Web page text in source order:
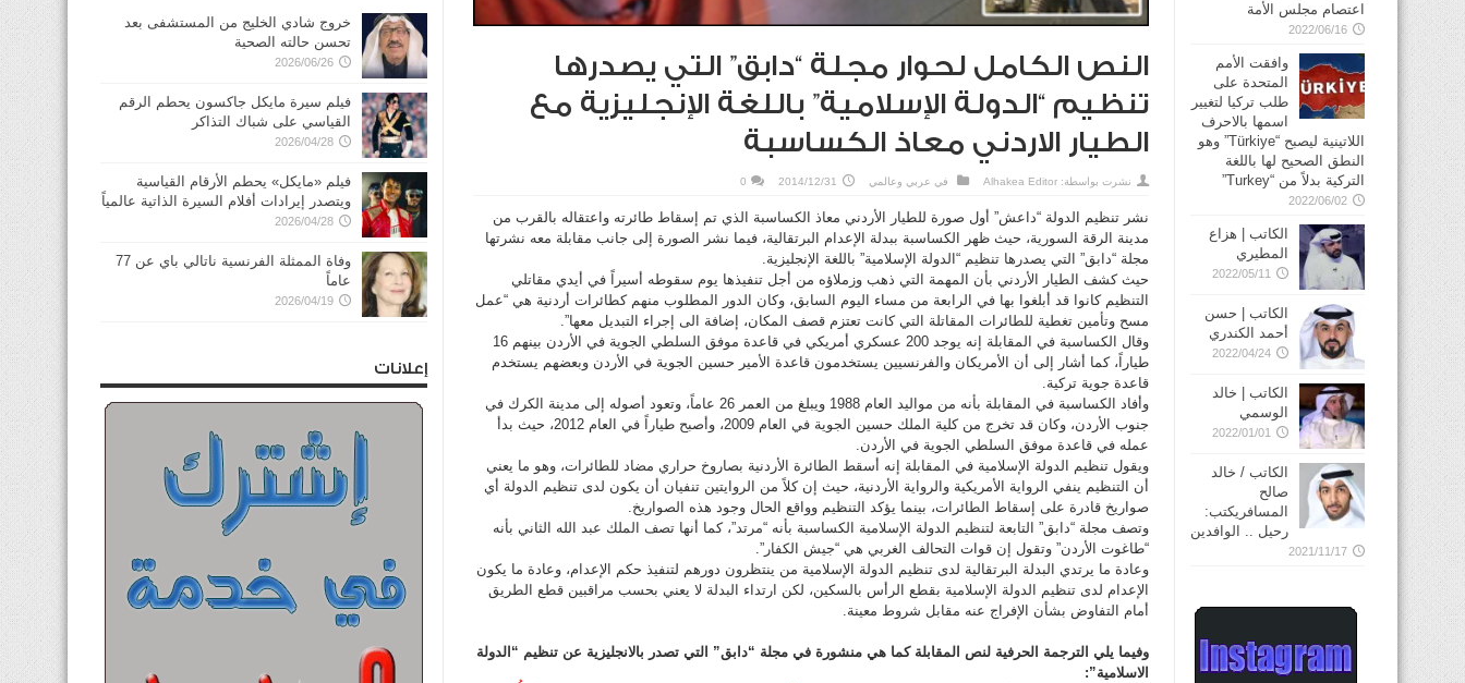
النص الكامل لحوار مجلة “دابق” التي يصدرها
تنظيم “الدولة الإسلامية” باللغة الإنجليزية مع
الطيار الاردني معاذ الكساسبة
نشرت بواسطة: Alhakea Editor في عربي وعالمي 2014/12/31
0
نشر تنظيم الدولة “داعش” أول صورة للطيار الأردني معاذ الكساسبة الذي تم إسقاط طائرته واعتقاله بالقرب من
مدينة الرقة السورية، حيث ظهر الكساسبة ببدلة الإعدام البرتقالية، فيما نشر الصورة إلى جانب مقابلة معه نشرتها
مجلة “دابق” التي يصدرها تنظيم “الدولة الإسلامية” باللغة الإنجليزية.
حيث كشف الطيار الأردني بأن المهمة التي ذهب وزملاؤه من أجل تنفيذها يوم سقوطه أسيراً في أيدي مقاتلي
التنظيم كانوا قد أبلغوا بها في الرابعة من مساء اليوم السابق، وكان الدور المطلوب منهم كطائرات أردنية هي “عمل
مسح وتأمين تغطية للطائرات المقاتلة التي كانت تعتزم قصف المكان، إضافة الى إجراء التبديل معها”.
وقال الكساسبة في المقابلة إنه يوجد 200 عسكري أمريكي في قاعدة موفق السلطي الجوية في الأردن بينهم 16
طياراً، كما أشار إلى أن الأمريكان والفرنسيين يستخدمون قاعدة الأمير حسين الجوية في الأردن وبعضهم يستخدم
قاعدة جوية تركية.
وأفاد الكساسبة في المقابلة بأنه من مواليد العام 1988 ويبلغ من العمر 26 عاماً، وتعود أصوله إلى مدينة الكرك في
جنوب الأردن، وكان قد تخرج من كلية الملك حسين الجوية في العام 2009، وأصبح طياراً في العام 2012، حيث بدأ
عمله في قاعدة موفق السلطي الجوية في الأردن.
ويقول تنظيم الدولة الإسلامية في المقابلة إنه أسقط الطائرة الأردنية بصاروخ حراري مضاد للطائرات، وهو ما يعني
أن التنظيم ينفي الرواية الأمريكية والرواية الأردنية، حيث إن كلاً من الروايتين تنفيان أن يكون لدى تنظيم الدولة أي
صواريخ قادرة على إسقاط الطائرات، بينما يؤكد التنظيم وواقع الحال وجود هذه الصواريخ.
وتصف مجلة “دابق” التابعة لتنظيم الدولة الإسلامية الكساسبة بأنه “مرتد”، كما أنها تصف الملك عبد الله الثاني بأنه
“طاغوت الأردن” وتقول إن قوات التحالف الغربي هي “جيش الكفار”.
وعادة ما يرتدي البدلة البرتقالية لدى تنظيم الدولة الإسلامية من ينتظرون دورهم لتنفيذ حكم الإعدام، وعادة ما يكون
الإعدام لدى تنظيم الدولة الإسلامية بقطع الرأس بالسكين، لكن ارتداء البدلة لا يعني بحسب مراقبين قطع الطريق
أمام التفاوض بشأن الإفراج عنه مقابل شروط معينة.
وفيما يلي الترجمة الحرفية لنص المقابلة كما هي منشورة في مجلة “دابق” التي تصدر بالانجليزية عن تنظيم “الدولة
الاسلامية”:
اعتصام مجلس الأمة
2022/06/16
وافقت الأمم
المتحدة على
طلب تركيا لتغيير
اسمها بالاحرف
اللاتينية ليصبح “Türkiye” وهو
النطق الصحيح لها باللغة
التركية بدلاً من “Turkey”
2022/06/02
الكاتب | هزاع
المطيري
2022/05/11
الكاتب | حسن
أحمد الكندري
2022/04/24
الكاتب | خالد
الوسمي
2022/01/01
الكاتب / خالد
صالح
المسافريكتب:
رحيل .. الوافدين
2021/11/17
خروج شادي الخليج من المستشفى بعد
تحسن حالته الصحية
2026/06/26
فيلم سيرة مايكل جاكسون يحطم الرقم
القياسي على شباك التذاكر
2026/04/28
فيلم «مايكل» يحطم الأرقام القياسية
ويتصدر إيرادات أفلام السيرة الذاتية عالمياً
2026/04/28
وفاة الممثلة الفرنسية ناتالي باي عن 77
عاماً
2026/04/19
إعلانات